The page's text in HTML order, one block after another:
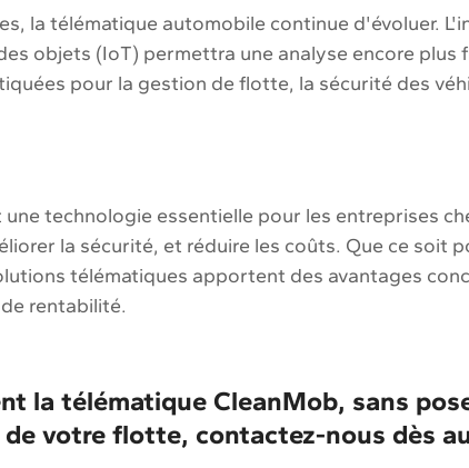
la télématique automobile continue d'évoluer.
objets (IoT) permettra une analyse encore plus
pour la gestion de flotte, la sécurité des
technologie essentielle pour les entreprises
la sécurité, et réduire les coûts. Que ce soit
télématiques apportent des avantages
rentabilité.
la télématique CleanMob, sans
votre flotte, contactez-nous dès